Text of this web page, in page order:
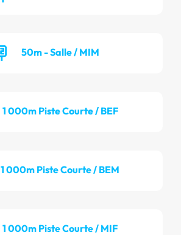
50m - Salle / MIM
1 000m Piste Courte / BEF
1 000m Piste Courte / BEM
1 000m Piste Courte / MIF